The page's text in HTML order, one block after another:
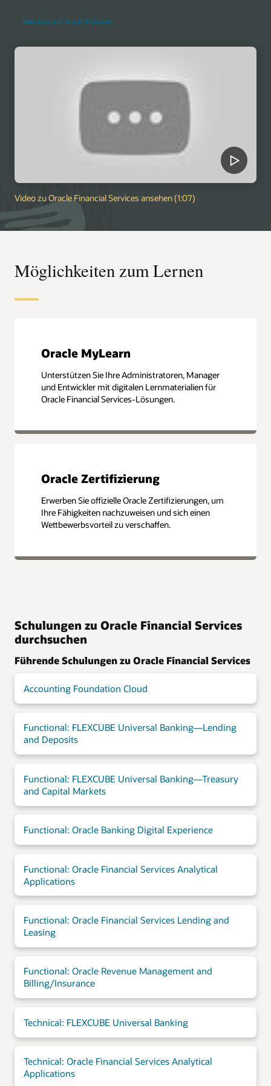
Vorschau auf Oracle MyLearn
Video zu Oracle Financial Services ansehen (1:07)
Möglichkeiten zum Lernen
Oracle MyLearn
Unterstützen Sie Ihre Administratoren, Manager
und Entwickler mit digitalen Lernmaterialien für
Oracle Financial Services-Lösungen.
Oracle Zertifizierung
Erwerben Sie offizielle Oracle Zertifizierungen, um
Ihre Fähigkeiten nachzuweisen und sich einen
Wettbewerbsvorteil zu verschaffen.
Schulungen zu Oracle Financial Services
durchsuchen
Führende Schulungen zu Oracle Financial Services
Accounting Foundation Cloud
Functional: FLEXCUBE Universal Banking—Lending
and Deposits
Functional: FLEXCUBE Universal Banking—Treasury
and Capital Markets
Functional: Oracle Banking Digital Experience
Functional: Oracle Financial Services Analytical
Applications
Functional: Oracle Financial Services Lending and
Leasing
Functional: Oracle Revenue Management and
Billing/Insurance
Technical: FLEXCUBE Universal Banking
Technical: Oracle Financial Services Analytical
Applications